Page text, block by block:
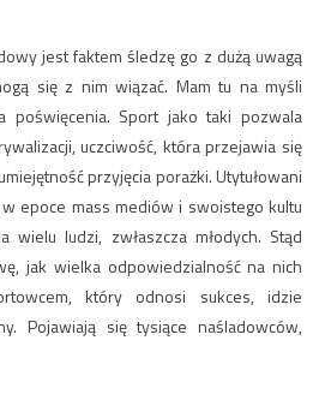
jest faktem śledzę go z dużą uwagą
się z nim wiązać. Mam tu na myśli
poświęcenia. Sport jako taki pozwala
uczciwość, która przejawia się
przyjęcia porażki. Utytułowani
epoce mass mediów i swoistego kultu
ludzi, zwłaszcza młodych. Stąd
jak wielka odpowiedzialność na nich
który odnosi sukces, idzie
Pojawiają się tysiące naśladowców,